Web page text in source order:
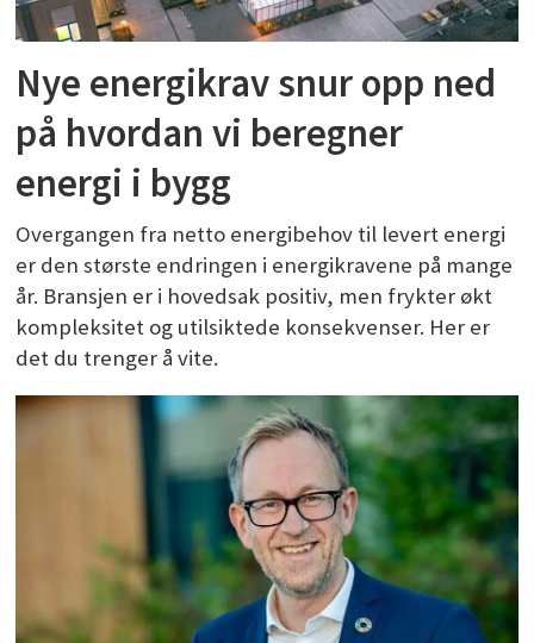
Nye energikrav snur opp ned
på hvordan vi beregner
energi i bygg
Overgangen fra netto energibehov til levert energi
er den største endringen i energikravene på mange
år. Bransjen er i hovedsak positiv, men frykter økt
kompleksitet og utilsiktede konsekvenser. Her er
det du trenger å vite.